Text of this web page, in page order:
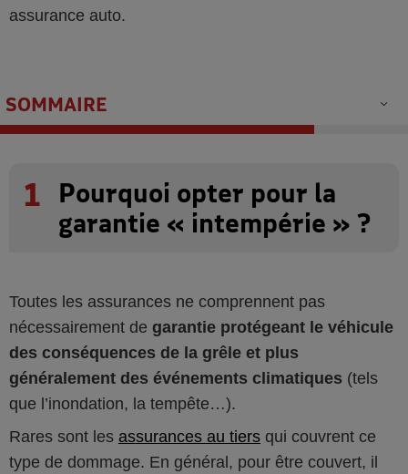
assurance auto.
SOMMAIRE
1
Pourquoi opter pour la
garantie « intempérie » ?
Toutes les assurances ne comprennent pas
nécessairement de garantie protégeant le véhicule
des conséquences de la grêle et plus
généralement des événements climatiques (tels
que l’inondation, la tempête…).
Rares sont les assurances au tiers qui couvrent ce
type de dommage. En général, pour être couvert, il